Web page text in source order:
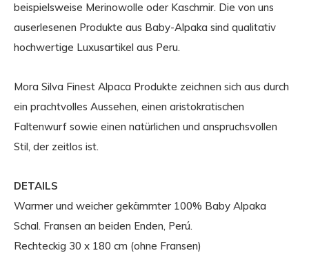
beispielsweise Merinowolle oder Kaschmir. Die von uns
auserlesenen Produkte aus Baby-Alpaka sind qualitativ
hochwertige Luxusartikel aus Peru.
Mora Silva Finest Alpaca Produkte zeichnen sich aus durch
ein prachtvolles Aussehen, einen aristokratischen
Faltenwurf sowie einen natürlichen und anspruchsvollen
Stil, der zeitlos ist.
DETAILS
Warmer und weicher gekämmter 100% Baby Alpaka
Schal. Fransen an beiden Enden, Perú.
Rechteckig 30 x 180 cm (ohne Fransen)